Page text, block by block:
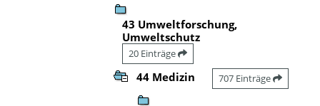
43 Umweltforschung,
Umweltschutz
20 Einträge
44 Medizin 707 Einträge